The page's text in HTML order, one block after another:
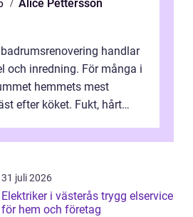
Alice Pettersson
handlar
och inredning. För många i
hemmets mest
efter köket. Fukt, hårt
31 juli 2026
Elektriker i västerås trygg elservice
för hem och företag